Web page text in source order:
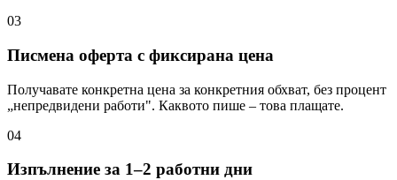
03
Писмена оферта с фиксирана цена
Получавате конкретна цена за конкретния обхват, без процент
„непредвидени работи". Каквото пише – това плащате.
04
Изпълнение за 1–2 работни дни